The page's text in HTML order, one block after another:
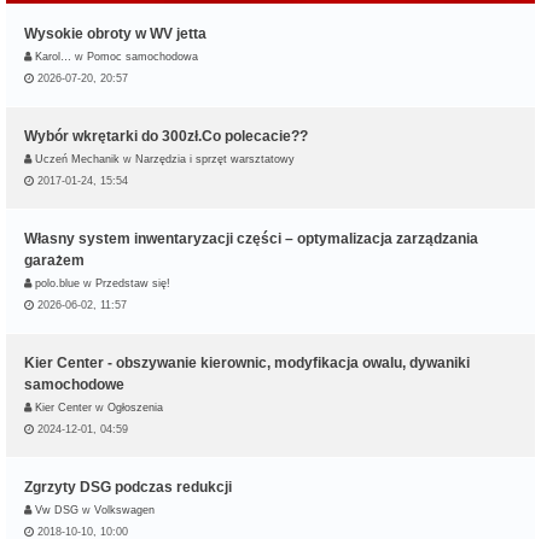
Wysokie obroty w WV jetta
Karol… w Pomoc samochodowa
2026-07-20, 20:57
Wybór wkrętarki do 300zł.Co polecacie??
Uczeń Mechanik w Narzędzia i sprzęt warsztatowy
2017-01-24, 15:54
Własny system inwentaryzacji części – optymalizacja zarządzania
garażem
polo.blue w Przedstaw się!
2026-06-02, 11:57
Kier Center - obszywanie kierownic, modyfikacja owalu, dywaniki
samochodowe
Kier Center w Ogłoszenia
2024-12-01, 04:59
Zgrzyty DSG podczas redukcji
Vw DSG w Volkswagen
2018-10-10, 10:00